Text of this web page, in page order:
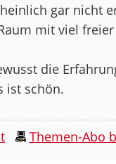
gar nicht
mit viel
die
ist schön.
Themen-Abo